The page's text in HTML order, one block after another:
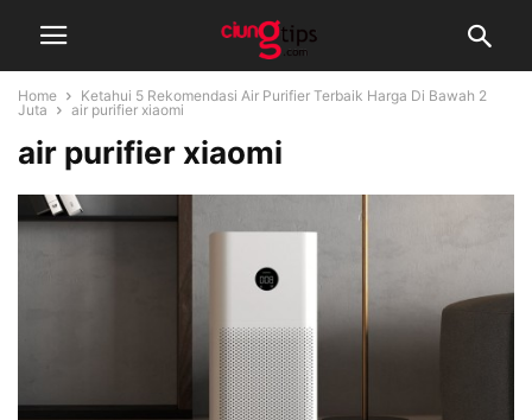
Home
Ketahui 5 Rekomendasi Air Purifier Terbaik Harga Di Bawah 2
Juta
air purifier xiaomi
air purifier xiaomi